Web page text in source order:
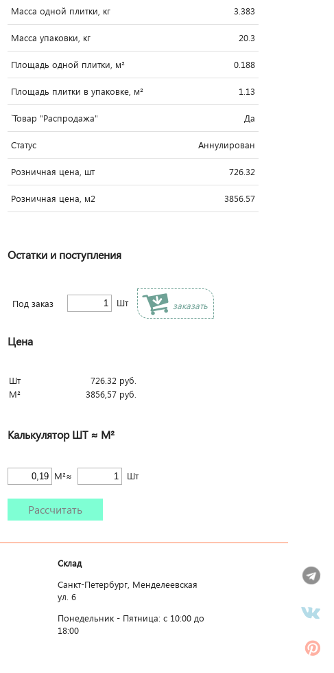
Масса одной плитки, кг 3.383
Масса упаковки, кг 20.3
Площадь одной плитки, м² 0.188
Площадь плитки в упаковке, м² 1.13
`Товар "Распродажа" Да
Статус Аннулирован
Розничная цена, шт 726.32
Розничная цена, м2 3856.57
Остатки и поступления
Под заказ Шт заказать
Цена
Шт 726.32руб.
М²
3856,57руб.
Калькулятор ШТ ≈ М²
М²≈ Шт
Рассчитать
Склад
Санкт-Петербург, Менделеевская
ул. 6
Понедельник - Пятница: c 10:00 до
18:00